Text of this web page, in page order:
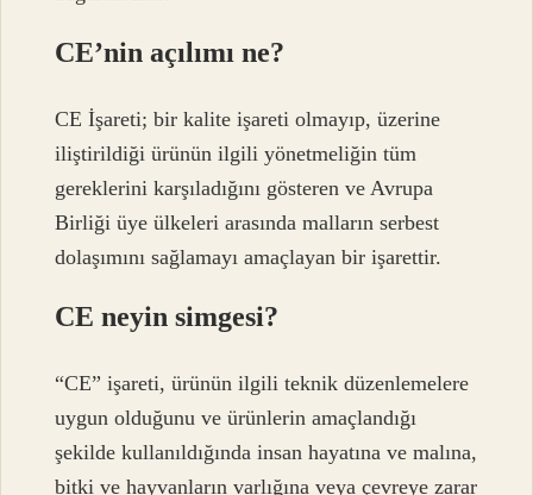
CE’nin açılımı ne?
CE İşareti; bir kalite işareti olmayıp, üzerine
iliştirildiği ürünün ilgili yönetmeliğin tüm
gereklerini karşıladığını gösteren ve Avrupa
Birliği üye ülkeleri arasında malların serbest
dolaşımını sağlamayı amaçlayan bir işarettir.
CE neyin simgesi?
“CE” işareti, ürünün ilgili teknik düzenlemelere
uygun olduğunu ve ürünlerin amaçlandığı
şekilde kullanıldığında insan hayatına ve malına,
bitki ve hayvanların varlığına veya çevreye zarar